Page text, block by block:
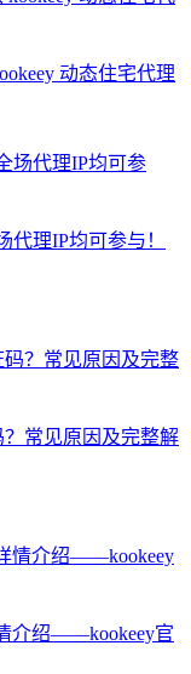
动态住宅代理
代理IP均可参与！
？常见原因及完整解
介绍——kookeey官